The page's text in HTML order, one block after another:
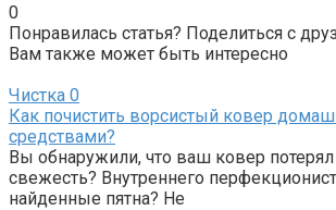
0
Понравилась статья? Поделиться с
Вам также может быть интересно
Чистка 0
Как почистить ворсистый ковер
средствами?
Вы обнаружили, что ваш ковер
свежесть? Внутреннего
найденные пятна? Не